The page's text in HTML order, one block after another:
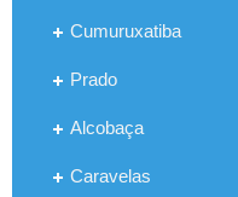
Cumuruxatiba
Prado
Alcobaça
Caravelas